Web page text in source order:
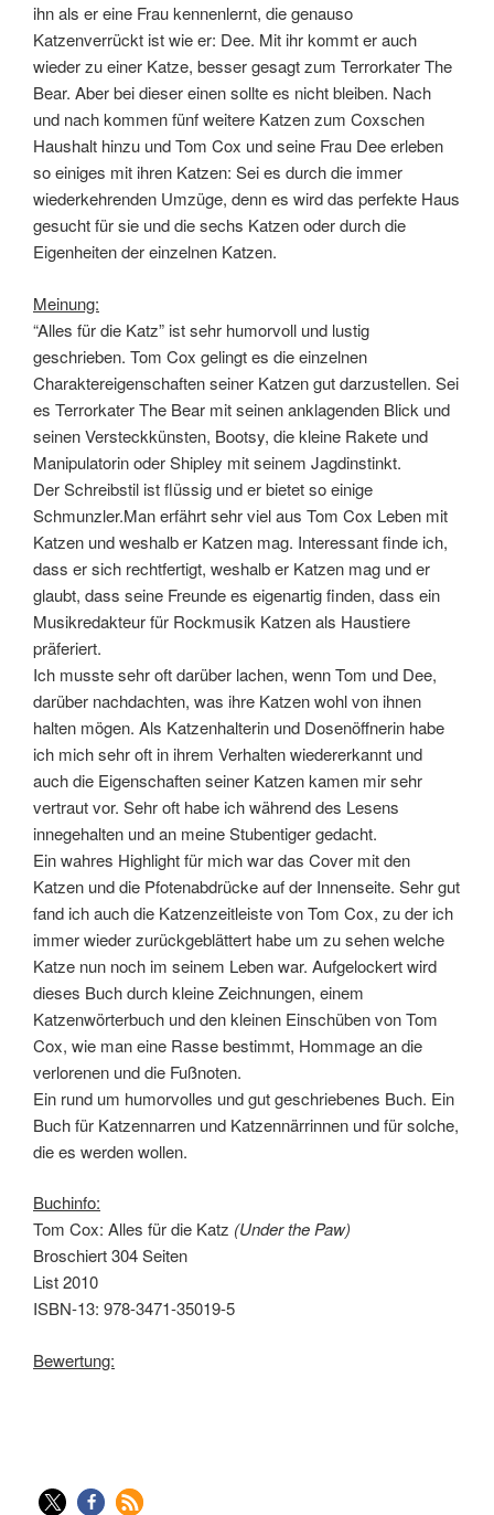
ihn als er eine Frau kennenlernt, die genauso
Katzenverrückt ist wie er: Dee. Mit ihr kommt er auch
wieder zu einer Katze, besser gesagt zum Terrorkater The
Bear. Aber bei dieser einen sollte es nicht bleiben. Nach
und nach kommen fünf weitere Katzen zum Coxschen
Haushalt hinzu und Tom Cox und seine Frau Dee erleben
so einiges mit ihren Katzen: Sei es durch die immer
wiederkehrenden Umzüge, denn es wird das perfekte Haus
gesucht für sie und die sechs Katzen oder durch die
Eigenheiten der einzelnen Katzen.
Meinung:
“Alles für die Katz” ist sehr humorvoll und lustig
geschrieben. Tom Cox gelingt es die einzelnen
Charaktereigenschaften seiner Katzen gut darzustellen. Sei
es Terrorkater The Bear mit seinen anklagenden Blick und
seinen Versteckkünsten, Bootsy, die kleine Rakete und
Manipulatorin oder Shipley mit seinem Jagdinstinkt.
Der Schreibstil ist flüssig und er bietet so einige
Schmunzler.Man erfährt sehr viel aus Tom Cox Leben mit
Katzen und weshalb er Katzen mag. Interessant finde ich,
dass er sich rechtfertigt, weshalb er Katzen mag und er
glaubt, dass seine Freunde es eigenartig finden, dass ein
Musikredakteur für Rockmusik Katzen als Haustiere
präferiert.
Ich musste sehr oft darüber lachen, wenn Tom und Dee,
darüber nachdachten, was ihre Katzen wohl von ihnen
halten mögen. Als Katzenhalterin und Dosenöffnerin habe
ich mich sehr oft in ihrem Verhalten wiedererkannt und
auch die Eigenschaften seiner Katzen kamen mir sehr
vertraut vor. Sehr oft habe ich während des Lesens
innegehalten und an meine Stubentiger gedacht.
Ein wahres Highlight für mich war das Cover mit den
Katzen und die Pfotenabdrücke auf der Innenseite. Sehr gut
fand ich auch die Katzenzeitleiste von Tom Cox, zu der ich
immer wieder zurückgeblättert habe um zu sehen welche
Katze nun noch im seinem Leben war. Aufgelockert wird
dieses Buch durch kleine Zeichnungen, einem
Katzenwörterbuch und den kleinen Einschüben von Tom
Cox, wie man eine Rasse bestimmt, Hommage an die
verlorenen und die Fußnoten.
Ein rund um humorvolles und gut geschriebenes Buch. Ein
Buch für Katzennarren und Katzennärrinnen und für solche,
die es werden wollen.
Buchinfo:
Tom Cox: Alles für die Katz (Under the Paw)
Broschiert 304 Seiten
List 2010
ISBN-13: 978-3471-35019-5
Bewertung: